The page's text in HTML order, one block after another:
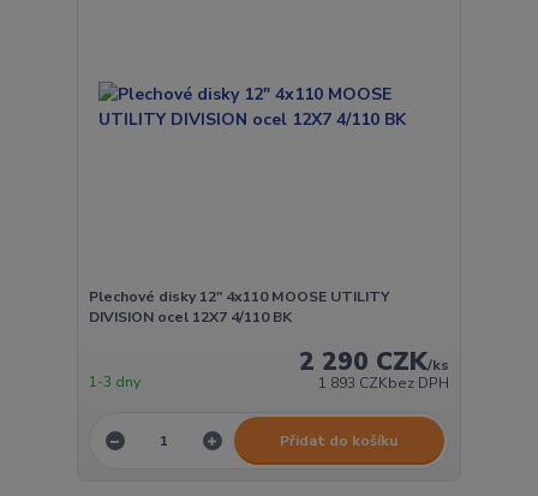
Plechové disky 12" 4x110 MOOSE UTILITY
DIVISION ocel 12X7 4/110 BK
2 290 CZK/ks
1 893 CZKbez DPH
1-3 dny
Přidat do košíku